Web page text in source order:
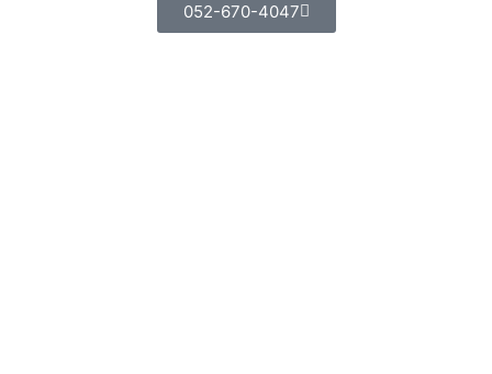
052-670-4047